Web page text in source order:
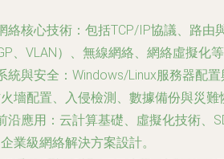
絡核心技術 ：包括TCP/IP協議、路由
、VLAN）、無線網絡、網絡虛擬化等
統與安全 ：Windows/Linux服務器配
墻配置、入侵檢測、數據備份與災難
沿應用 ：云計算基礎、虛擬化技術、
業級網絡解決方案設計。